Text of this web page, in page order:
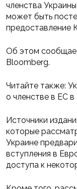
членства
может быть
предоставление
Об этом
Bloomberg.
Читайте также:
о членстве в ЕС в
Источники
которые
Украине
вступления в
доступа к